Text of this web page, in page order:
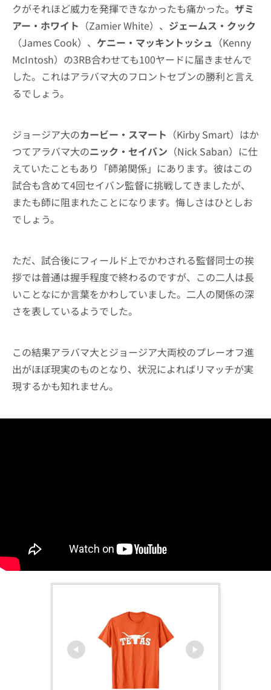
クがそれほど威力を発揮できなかったも痛かった。 ザミ
アー・ホワイト （Zamier White）、 ジェームス・クック
（James Cook）、 ケニー・マッキントッシュ （Kenny
McIntosh）の3RB合わせても100ヤードに届きませんで
した。これはアラバマ大のフロントセブンの勝利と言え
るでしょう。
ジョージア大のカービー・スマート （Kirby Smart）はか
つてアラバマ大のニック・セイバン （Nick Saban）に仕
えていたこともあり「師弟関係」にあります。彼はこの
試合も含めて4回セイバン監督に挑戦してきましたが、
またも師に阻まれたことになります。悔しさはひとしお
でしょう。
ただ、試合後にフィールド上でかわされる監督同士の挨
拶では普通は握手程度で終わるのですが、この二人は長
いことなにか言葉をかわしていました。二人の関係の深
さを表しているようでした。
この結果アラバマ大とジョージア大両校のプレーオフ進
出がほぼ現実のものとなり、状況によればリマッチが実
現するかも知れません。